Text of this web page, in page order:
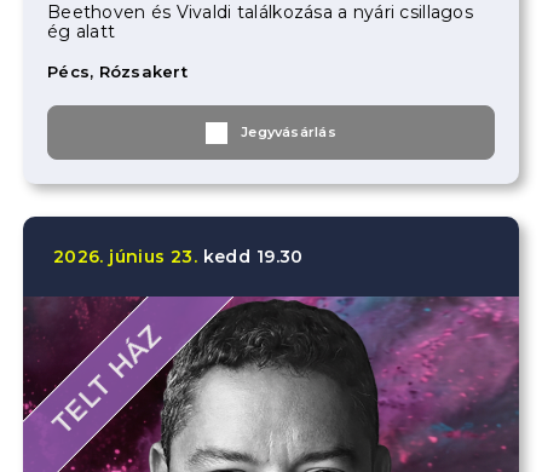
Beethoven és Vivaldi találkozása a nyári csillagos
ég alatt
Pécs, Rózsakert
Jegyvásárlás
2026. június 23. kedd 19.30
TELT HÁZ